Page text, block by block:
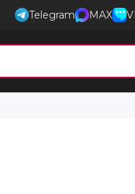
Telegram MAX